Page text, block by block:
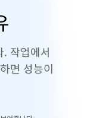
작업에서
면 성능이